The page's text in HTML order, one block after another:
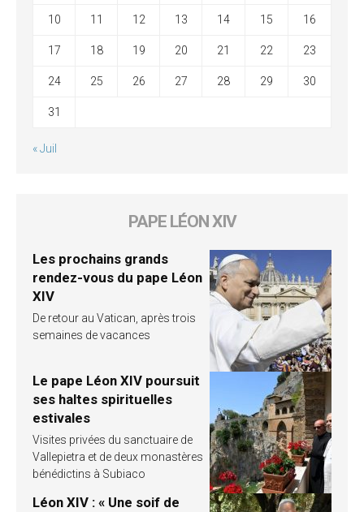
10 11 12 13 14 15 16
17 18 19 20 21 22 23
24 25 26 27 28 29 30
31
« Juil
PAPE LÉON XIV
Les prochains grands
rendez-vous du pape Léon
XIV
De retour au Vatican, après trois
semaines de vacances
Le pape Léon XIV poursuit
ses haltes spirituelles
estivales
Visites privées du sanctuaire de
Vallepietra et de deux monastères
bénédictins à Subiaco
Léon XIV : « Une soif de